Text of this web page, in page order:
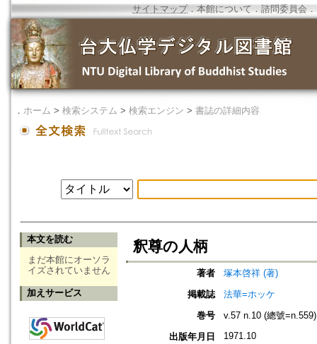
サイトマップ．本館について ． 諮問委員会 ．
． ホーム > 検索システム > 検索エンジン > 書誌の詳細内容
本文を読む
まだ本館にオーソラ
イズされていません
加えサービス
釈尊の人柄
著者
塚本啓祥 (著)
掲載誌
法華=ホッケ
巻号
v.57 n.10 (總號=n.559)
出版年月日
1971.10